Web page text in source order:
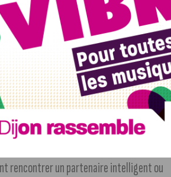
vous vous consacrerez avant tout à
fois sans grand relief.
essentiels concernant votre avenir
prudent.
à régler des problèmes de
consolider vos liens affectifs.
rencontrer un partenaire intelligent ou